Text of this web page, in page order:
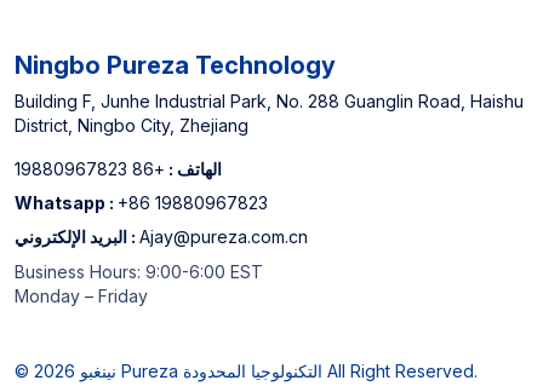
Ningbo Pureza Technology
Building F, Junhe Industrial Park, No. 288 Guanglin Road, Haishu
District, Ningbo City, Zhejiang
الهاتف : +86 19880967823
Whatsapp : +86 19880967823
البريد الإلكتروني : Ajay@pureza.com.cn
Business Hours: 9:00-6:00 EST
Monday – Friday
© 2026 نينغبو Pureza التكنولوجيا المحدودة All Right Reserved.